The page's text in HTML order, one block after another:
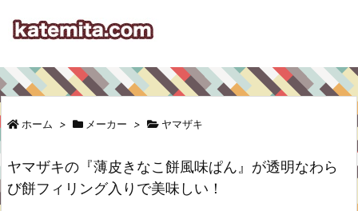
ホーム > メーカー > ヤマザキ
ヤマザキの『薄皮きなこ餅風味ぱん』が透明なわら
び餅フィリング入りで美味しい！